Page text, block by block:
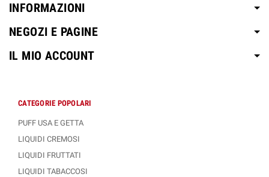
INFORMAZIONI
NEGOZI E PAGINE
IL MIO ACCOUNT
CATEGORIE POPOLARI
PUFF USA E GETTA
LIQUIDI CREMOSI
LIQUIDI FRUTTATI
LIQUIDI TABACCOSI